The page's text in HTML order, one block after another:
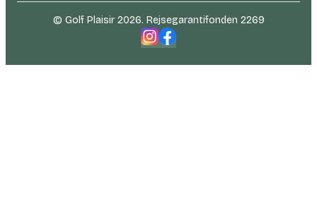
© Golf Plaisir 2026. Rejsegarantifonden 2269